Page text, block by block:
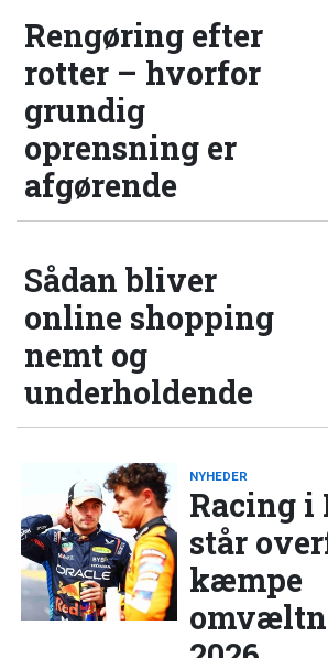
Rengøring efter
rotter – hvorfor
grundig
oprensning er
afgørende
Sådan bliver
online shopping
nemt og
underholdende
NYHEDER
Racing i
står
kæmpe